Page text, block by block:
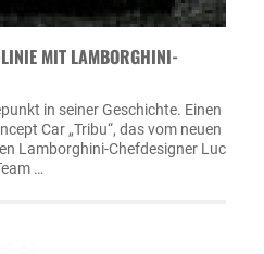
MIT LAMBORGHINI-
in seiner Geschichte. Einen
Car „Tribu“, das vom neuen
Lamborghini-Chefdesigner Luc
…